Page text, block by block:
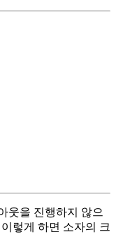
웃을 진행하지 않으
렇게 하면 소자의 크